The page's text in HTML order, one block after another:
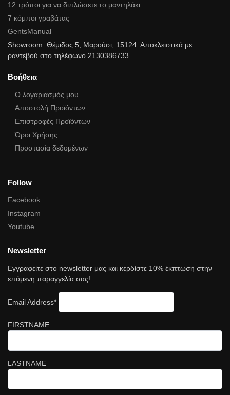
12 τρόποι για να διπλώσετε το μαντηλάκι
7 κόμποι γραβάτας
GentsManual
Showroom: Θέμιδος 5, Μαρούσι, 15124. Αποκλειστικά με
ραντεβού στο τηλέφωνο 2130386733
Βοήθεια
Ο λογαριασμός μου
Αποστολή Προϊόντων
Επιστροφές Προϊόντων
Όροι Χρήσης
Προστασία δεδομένων
Follow
Facebook
Instagram
Youtube
Newsletter
Εγγραφείτε στο newsletter μας και κερδίστε 10% έκπτωση στην
επόμενη παραγγελία σας!
Email Address*
FIRSTNAME
LASTNAME